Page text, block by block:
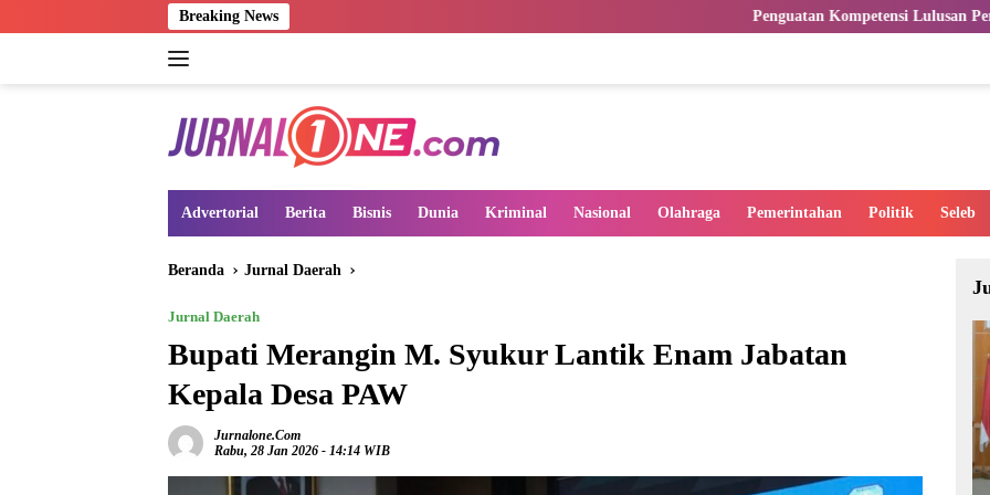
ke
Breaking News Penguatan Kompetensi Lulusan Perguruan Tinggi
Advertorial Berita Bisnis Dunia Kriminal Nasional Olahraga Pemerintahan Politik Seleb
Beranda Jurnal Daerah
Jurnal Daerah
Bupati Merangin M. Syukur Lantik Enam Jabatan
Kepala Desa PAW
Jurnalone.com
Rabu, 28 Jan 2026 - 14:14 WIB